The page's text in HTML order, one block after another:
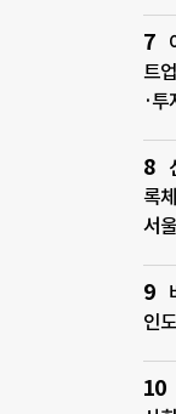
트
·
록
서
인